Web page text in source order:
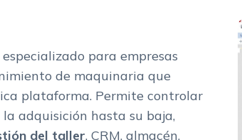
para empresas
de maquinaria que
plataforma. Permite controlar
adquisición hasta su baja,
del taller, CRM, almacén,